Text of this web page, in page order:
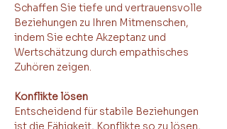
Schaffen Sie tiefe und vertrauensvolle
Beziehungen zu Ihren Mitmenschen,
indem Sie echte Akzeptanz und
Wertschätzung durch empathisches
Zuhören zeigen.
Konflikte lösen
Entscheidend für stabile Beziehungen
ist die Fähigkeit, Konflikte so zu lösen,